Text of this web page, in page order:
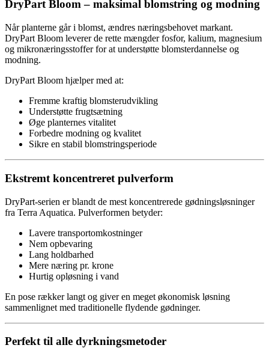
DryPart Bloom – maksimal blomstring og modning
Når planterne går i blomst, ændres næringsbehovet markant.
DryPart Bloom leverer de rette mængder fosfor, kalium, magnesium
og mikronæringsstoffer for at understøtte blomsterdannelse og
modning.
DryPart Bloom hjælper med at:
Fremme kraftig blomsterudvikling
Understøtte frugtsætning
Øge planternes vitalitet
Forbedre modning og kvalitet
Sikre en stabil blomstringsperiode
Ekstremt koncentreret pulverform
DryPart-serien er blandt de mest koncentrerede gødningsløsninger
fra Terra Aquatica. Pulverformen betyder:
Lavere transportomkostninger
Nem opbevaring
Lang holdbarhed
Mere næring pr. krone
Hurtig opløsning i vand
En pose rækker langt og giver en meget økonomisk løsning
sammenlignet med traditionelle flydende gødninger.
Perfekt til alle dyrkningsmetoder